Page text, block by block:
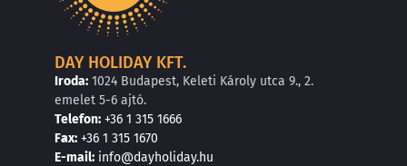
DAY HOLIDAY KFT.
Iroda: 1024 Budapest, Keleti Károly utca 9., 2.
emelet 5-6 ajtó.
Telefon: +36 1 315 1666
Fax: +36 1 315 1670
E-mail: info@dayholiday.hu